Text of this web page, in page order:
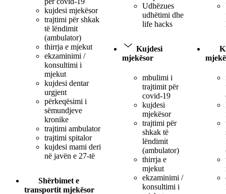
kujdesi mjekësor
trajtimi për shkak
të lëndimit
(ambulator)
thirrja e mjekut
ekzaminimi /
konsultimi i
mjekut
kujdesi dentar
urgjent
përkeqësimi i
sëmundjeve
kronike
trajtimi ambulator
trajtimi spitalor
kujdesi mami deri
në javën e 27-të
Shërbimet e
transportit mjekësor
Udhëzues
udhëtimi dhe
life hacks
Kujdesi
mjekësor
mbulimi i
trajtimit për
covid-19
kujdesi
mjekësor
trajtimi për
shkak të
lëndimit
(ambulator)
thirrja e
mjekut
ekzaminimi /
konsultimi i